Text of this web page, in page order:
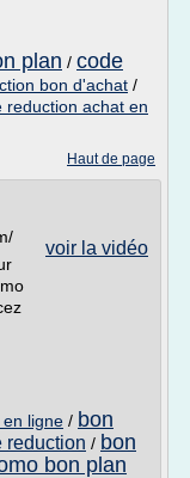
plan / code
bon d'achat /
reduction achat en
Haut de page
voir la vidéo
ligne / bon
reduction / bon
bon plan